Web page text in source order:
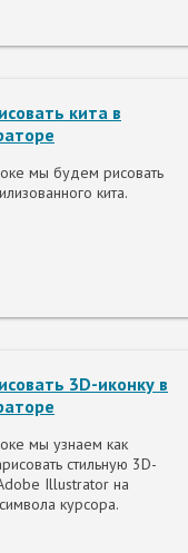
кита в
мы будем рисовать
кита.
3D-иконку в
мы узнаем как
стильную 3D-
Illustrator на
курсора.